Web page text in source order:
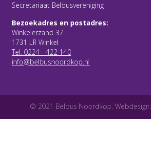
Secretariaat Belbusvereniging
Bezoekadres en postadres:
Winkelerzand 37
1731 LR Winkel
Tel. 0224 - 422 140
info@belbusnoordkop.nl
© 2021 Belbus Noordkop. Webdesign: